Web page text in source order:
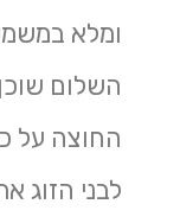
ומלא
השלום
החוצה על
לבני הזוג